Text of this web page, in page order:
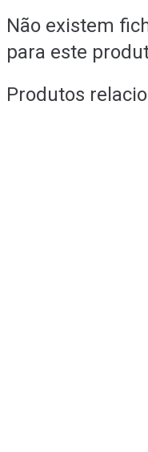
Não existem
para este
Produtos